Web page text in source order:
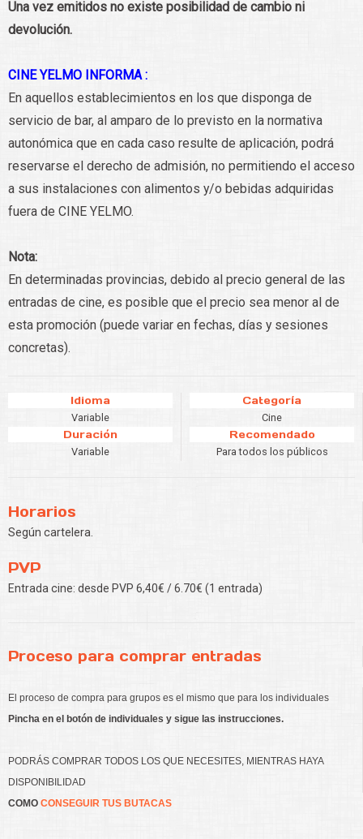
Una vez emitidos no existe posibilidad de cambio ni
devolución.
CINE YELMO INFORMA :
En aquellos establecimientos en los que disponga de
servicio de bar, al amparo de lo previsto en la normativa
autonómica que en cada caso resulte de aplicación, podrá
reservarse el derecho de admisión, no permitiendo el acceso
a sus instalaciones con alimentos y/o bebidas adquiridas
fuera de CINE YELMO.
Nota:
En determinadas provincias, debido al precio general de las
entradas de cine, es posible que el precio sea menor al de
esta promoción (puede variar en fechas, días y sesiones
concretas).
Idioma
Variable
Categoría
Cine
Duración
Variable
Recomendado
Para todos los públicos
Horarios
Según cartelera.
PVP
Entrada cine: desde PVP 6,40€ / 6.70€ (1 entrada)
Proceso para comprar entradas
El proceso de compra para grupos es el mismo que para los individuales
Pincha en el botón de individuales y sigue las instrucciones.
PODRÁS COMPRAR TODOS LOS QUE NECESITES, MIENTRAS HAYA
DISPONIBILIDAD
COMO CONSEGUIR TUS BUTACAS